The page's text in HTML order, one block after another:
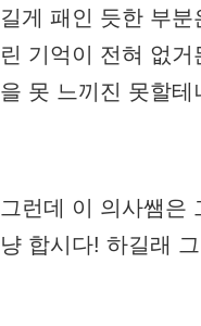
길게 패인 듯한 부
린 기억이 전혀 없
을 못 느끼진 못할테
그런데 이 의사쌤은
냥 합시다! 하길래